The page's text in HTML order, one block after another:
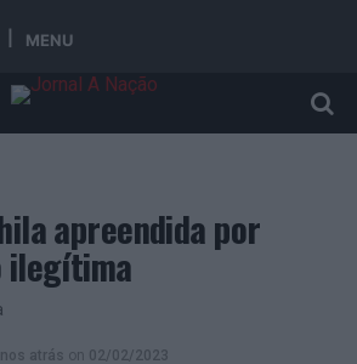
MENU
apreendida por
ilegítima
atrás on 02/02/2023